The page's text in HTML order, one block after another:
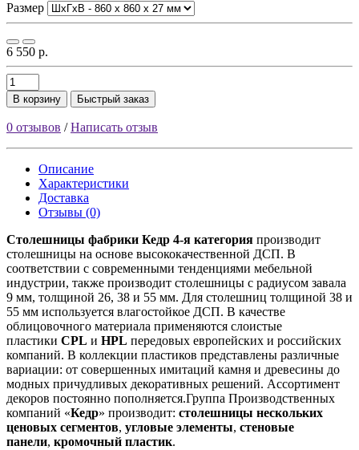
Размер
6 550 р.
В корзину Быстрый заказ
0 отзывов /Написать отзыв
Описание
Характеристики
Доставка
Отзывы (0)
Столешницы фабрики Кедр 4-я категория производит
столешницы на основе высококачественной ДСП. В
соответствии с современными тенденциями мебельной
индустрии, также производит столешницы с радиусом завала
9 мм, толщиной 26, 38 и 55 мм. Для столешниц толщиной 38 и
55 мм используется влагостойкое ДСП. В качестве
облицовочного материала применяются слоистые
пластики CPL и HPL передовых европейских и российских
компаний. В коллекции пластиков представлены различные
вариации: от совершенных имитаций камня и древесины до
модных причудливых декоративных решений. Ассортимент
декоров постоянно пополняется.Группа Производственных
компаний «Кедр» производит: столешницы нескольких
ценовых сегментов, угловые элементы, стеновые
панели, кромочный пластик.